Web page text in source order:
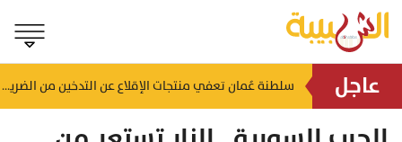
عاجل سلطنة عُمان تعفي منتجات الإقلاع عن التدخين من الضريبة